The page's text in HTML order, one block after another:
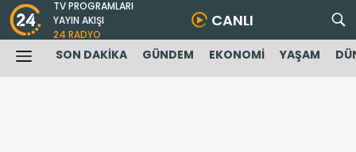
TV PROGRAMLARI
YAYIN AKIŞI
24 RADYO
CANLI
SON DAKİKA GÜNDEM EKONOMİ YAŞAM